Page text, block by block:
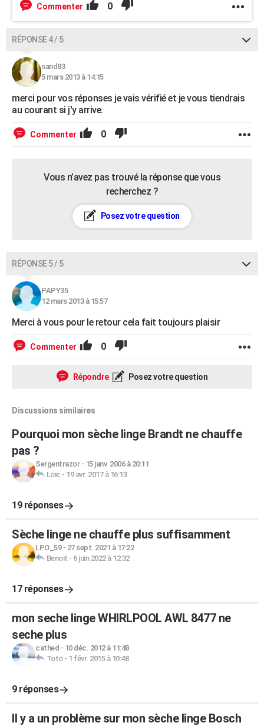
Commenter 0
RÉPONSE 4 / 5
sand83
5 mars 2013 à 14:15
merci pour vos réponses je vais vérifié et je vous tiendrais
au courant si j'y arrive.
Commenter 0
Vous n’avez pas trouvé la réponse que vous
recherchez ?
Posez votre question
RÉPONSE 5 / 5
PAPY35
12 mars 2013 à 15:57
Merci à vous pour le retour cela fait toujours plaisir
Commenter 0
Répondre Posez votre question
Discussions similaires
Pourquoi mon sèche linge Brandt ne chauffe
pas ?
Sergentrazor- 15 janv. 2006 à 20:11
Loic - 19 avr. 2017 à 16:13
19 réponses
Sèche linge ne chauffe plus suffisamment
LPO_59- 27 sept. 2021 à 17:22
Benoit - 6 juin 2022 à 12:32
17 réponses
mon seche linge WHIRLPOOL AWL 8477 ne
seche plus
cathed - 10 déc. 2012 à 11:48
Toto- 1 févr. 2015 à 10:48
9 réponses
Il y a un problème sur mon sèche linge Bosch